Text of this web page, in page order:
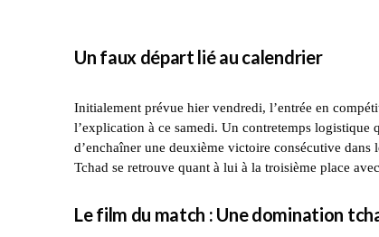
Un faux départ lié au calendrier
Initialement prévue hier vendredi, l’entrée en
l’explication à ce samedi. Un contretemps
d’enchaîner une deuxième victoire consécutive
Tchad se retrouve quant à lui à la troisième place
Le film du match : Une domination